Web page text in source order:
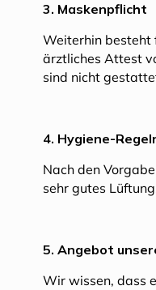
3. Maskenpflicht
Weiterhin besteht
ärztliches Attest
sind nicht
4. Hygiene-
Nach den
sehr gutes
5. Angebot
Wir wissen, dass